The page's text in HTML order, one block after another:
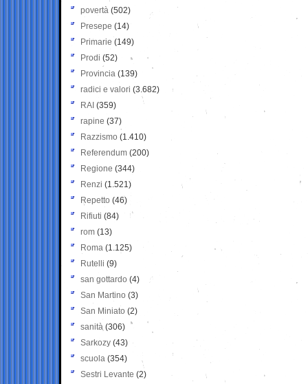
povertà (502)
Presepe (14)
Primarie (149)
Prodi (52)
Provincia (139)
radici e valori (3.682)
RAI (359)
rapine (37)
Razzismo (1.410)
Referendum (200)
Regione (344)
Renzi (1.521)
Repetto (46)
Rifiuti (84)
rom (13)
Roma (1.125)
Rutelli (9)
san gottardo (4)
San Martino (3)
San Miniato (2)
sanità (306)
Sarkozy (43)
scuola (354)
Sestri Levante (2)